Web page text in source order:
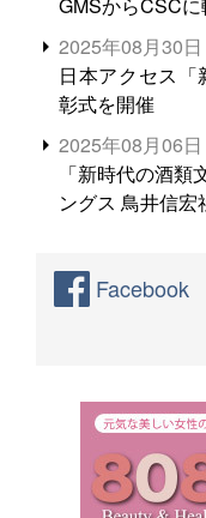
GMSからCSCに
2025年08月30日
日本アクセス
彰式を開催
2025年08月06日
「新時代の酒
ングス 鳥井信宏
Facebook